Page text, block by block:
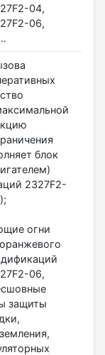
04,
06,
блок
2327F2-
огни
06,
защиты